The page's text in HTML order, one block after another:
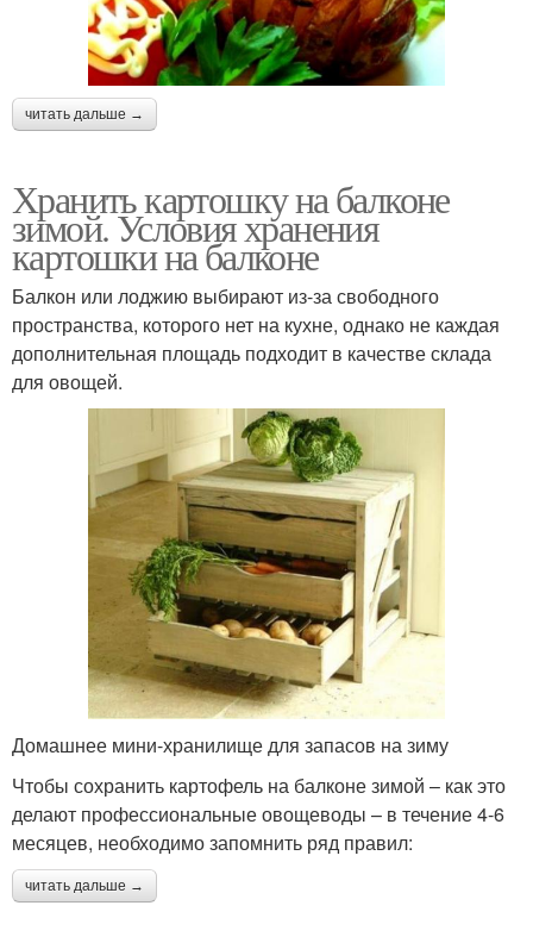
читать дальше →
Хранить картошку на балконе
зимой. Условия хранения
картошки на балконе
Балкон или лоджию выбирают из-за свободного
пространства, которого нет на кухне, однако не каждая
дополнительная площадь подходит в качестве склада
для овощей.
Домашнее мини-хранилище для запасов на зиму
Чтобы сохранить картофель на балконе зимой – как это
делают профессиональные овощеводы – в течение 4-6
месяцев, необходимо запомнить ряд правил:
читать дальше →